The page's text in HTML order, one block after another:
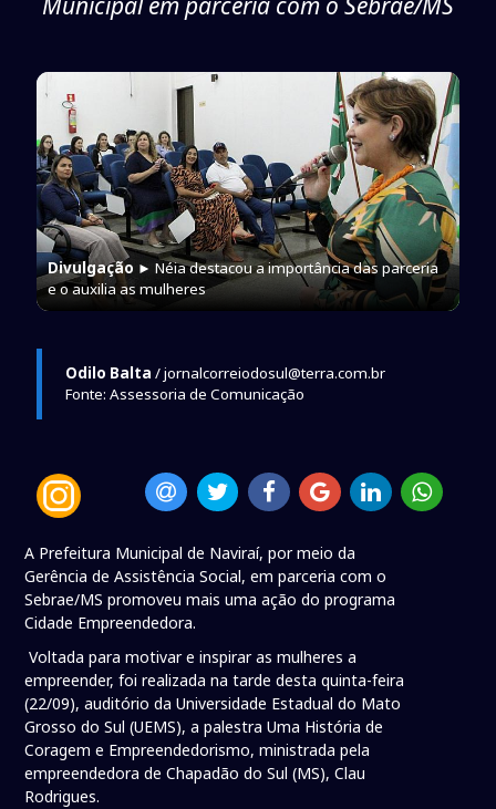
Divulgação ► Néia destacou a importância das parceria
e o auxilia as mulheres
Odilo Balta / jornalcorreiodosul@terra.com.br
Fonte: Assessoria de Comunicação
A Prefeitura Municipal de Naviraí, por meio da
Gerência de Assistência Social, em parceria com o
Sebrae/MS promoveu mais uma ação do programa
Cidade Empreendedora.
Voltada para motivar e inspirar as mulheres a
empreender, foi realizada na tarde desta quinta-feira
(22/09), auditório da Universidade Estadual do Mato
Grosso do Sul (UEMS), a palestra Uma História de
Coragem e Empreendedorismo, ministrada pela
empreendedora de Chapadão do Sul (MS), Clau
Rodrigues.